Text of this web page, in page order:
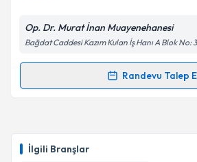
İlgili Branşlar
E-posta Adresiniz
Kişisel verilerimin işlenmesine
Op. Dr. Murat İnan Muayenehanesi
Bağdat Caddesi Kazım Kulan İş Hanı A Blok No:
Randevu Talep
Randevu Takvimi Talebi
takvim hazırlandığında e-posta ile